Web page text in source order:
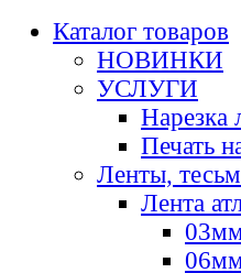
Каталог товаров
НОВИНКИ
УСЛУГИ
Нарезка
Печать
Ленты,
Лента
03мм
06мм